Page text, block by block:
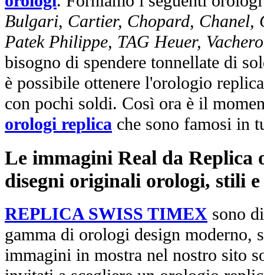
Bulgari, Cartier, Chopard, Chanel,
Patek Philippe, TAG Heuer,
bisogno di spendere tonnellate di
è possibile ottenere l'orologio
con pochi soldi. Così ora è il
orologi replica che sono famosi in
Le immagini Real da Replica
disegni originali orologi, stili
REPLICA SWISS TIMEX sono
gamma di orologi design moderno,
immagini in mostra nel nostro sito